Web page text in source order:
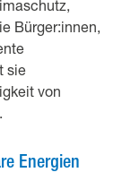
Bürger:innen,
sie
von
Energien